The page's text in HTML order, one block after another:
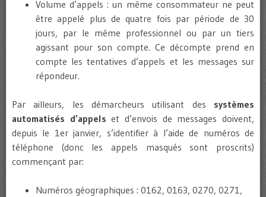
Volume d’appels : un même consommateur ne peut
être appelé plus de quatre fois par période de 30
jours, par le même professionnel ou par un tiers
agissant pour son compte. Ce décompte prend en
compte les tentatives d’appels et les messages sur
répondeur.
Par ailleurs, les démarcheurs utilisant des systèmes
automatisés d’appels et d’envois de messages doivent,
depuis le 1er janvier, s’identifier à l’aide de numéros de
téléphone (donc les appels masqués sont proscrits)
commençant par:
Numéros géographiques : 0162, 0163, 0270, 0271,